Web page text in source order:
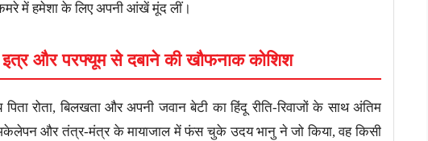
में हमेशा के लिए अपनी आंखें मूंद लीं।
और परफ्यूम से दबाने की खौफनाक कोशिश
रोता, बिलखता और अपनी जवान बेटी का हिंदू रीति-रिवाजों के साथ अंतिम
और तंत्र-मंत्र के मायाजाल में फंस चुके उदय भानु ने जो किया, वह किसी